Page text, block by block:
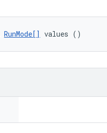
RunMode[] values ()